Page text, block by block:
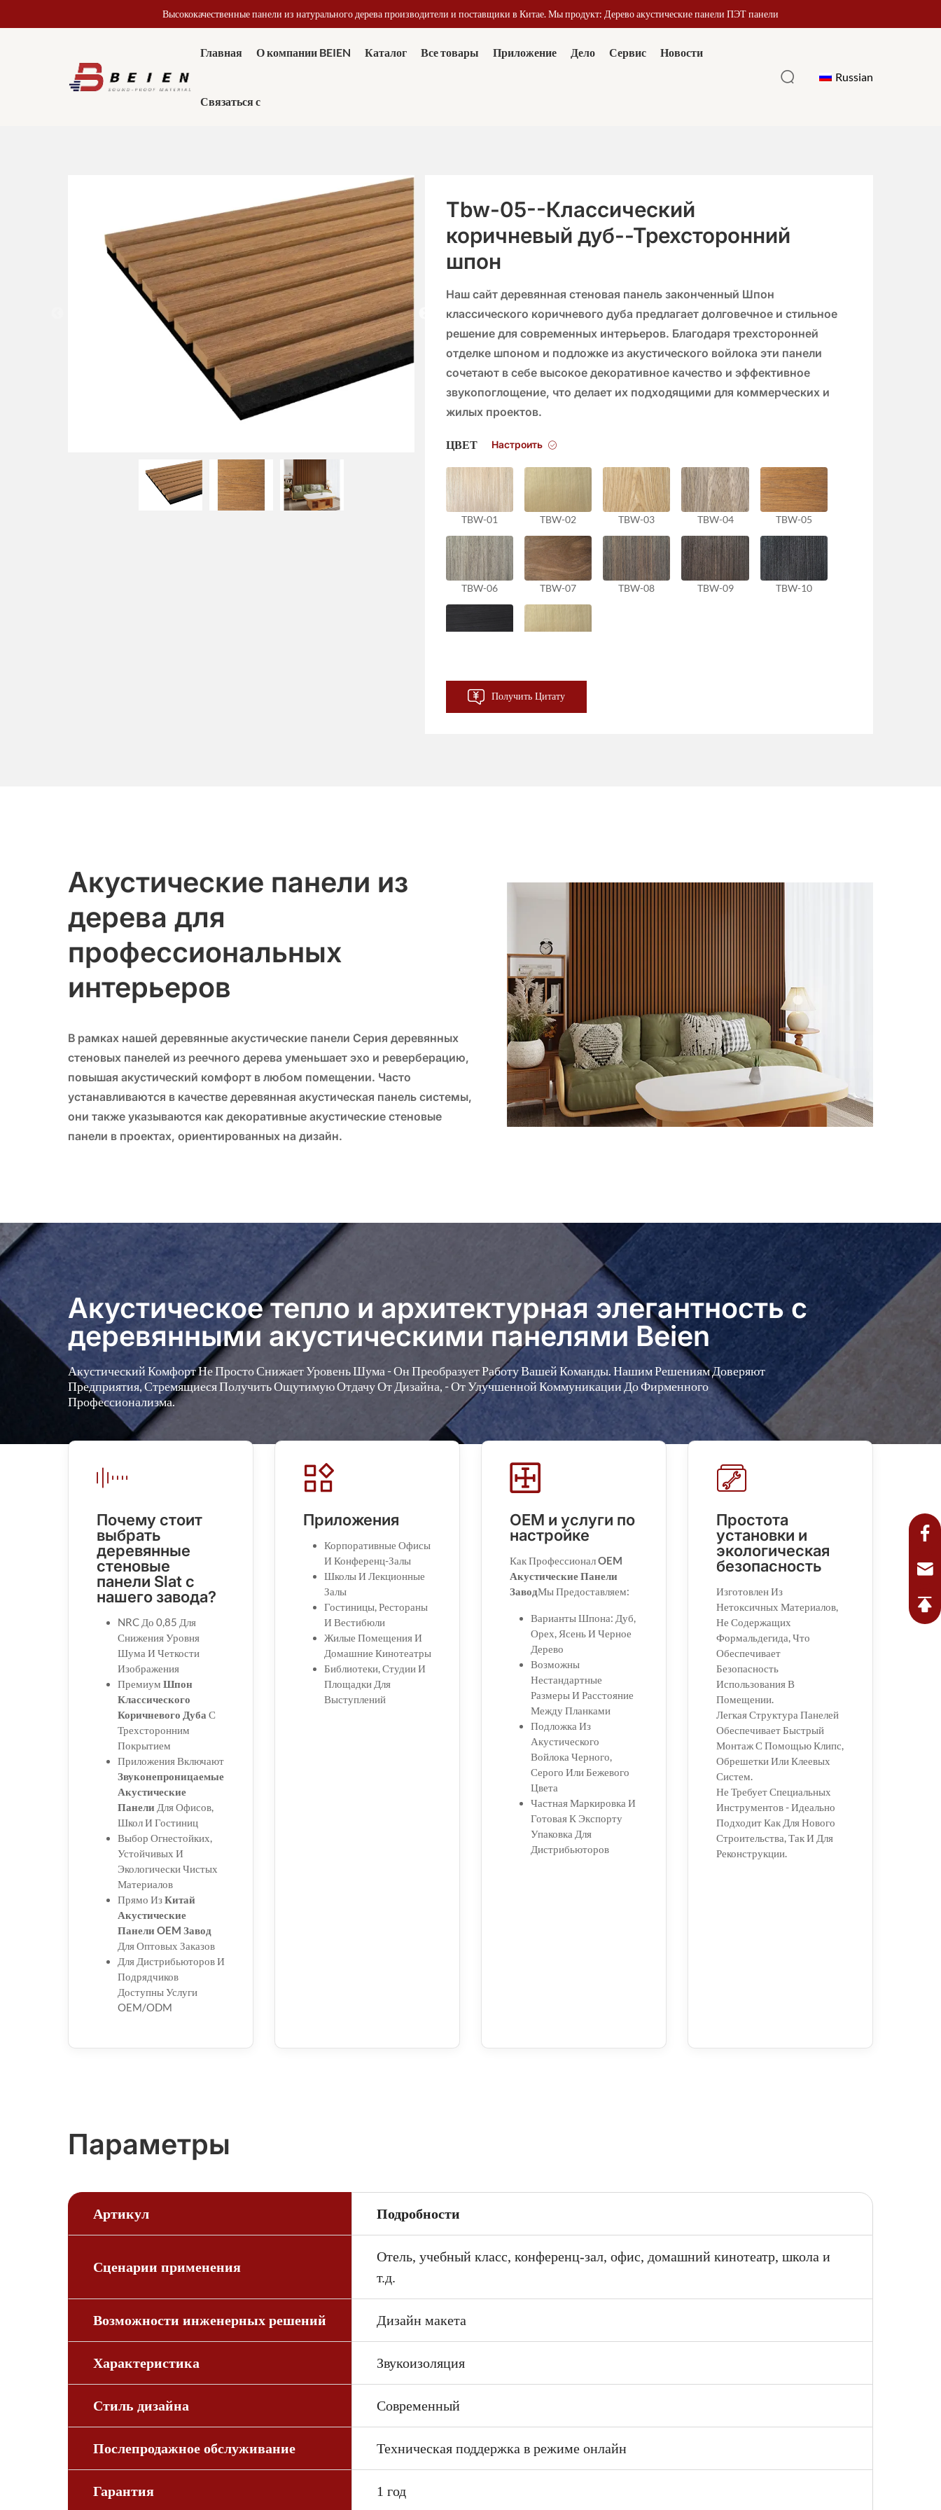
Высококачественные панели из натурального дерева производители и поставщики в Китае. Мы продукт: Дерево акустические панели ПЭТ панели
Главная О компании BEIEN Каталог Все товары Приложение Дело Сервис Новости
Связаться с
Russian
Tbw-05--Классический
коричневый дуб--Трехсторонний
шпон
Наш сайтдеревянная стеновая панельзаконченный Шпон
классического коричневого дуба предлагает долговечное и стильное
решение для современных интерьеров. Благодаря трехсторонней
отделке шпоном и подложке из акустического войлока эти панели
сочетают в себе высокое декоративное качество и эффективное
звукопоглощение, что делает их подходящими для коммерческих и
жилых проектов.
ЦВЕТ Настроить
TBW-01 TBW-02 TBW-03 TBW-04 TBW-05
TBW-06 TBW-07 TBW-08 TBW-09 TBW-10
Получить Цитату
Акустические панели из
дерева для
профессиональных
интерьеров
В рамках нашей деревянные акустические панели Серия деревянных
стеновых панелей из реечного дерева уменьшает эхо и реверберацию,
повышая акустический комфорт в любом помещении. Часто
устанавливаются в качестведеревянная акустическая панельсистемы,
они также указываются какдекоративные акустические стеновые
панели в проектах, ориентированных на дизайн.
Акустическое тепло и архитектурная элегантность с
деревянными акустическими панелями Beien
Акустический Комфорт Не Просто Снижает Уровень Шума - Он Преобразует Работу Вашей Команды. Нашим Решениям Доверяют
Предприятия, Стремящиеся Получить Ощутимую Отдачу От Дизайна, - От Улучшенной Коммуникации До Фирменного
Профессионализма.
Почему стоит
выбрать
деревянные
стеновые
панели Slat с
нашего завода?
NRC До 0,85 Для
Снижения Уровня
Шума И Четкости
Изображения
Премиум Шпон
Классического
Коричневого Дуба С
Трехсторонним
Покрытием
Приложения Включают
Звуконепроницаемые
Акустические
Панели Для Офисов,
Школ И Гостиниц
Выбор Огнестойких,
Устойчивых И
Экологически Чистых
Материалов
Прямо ИзКитай
Акустические
Панели OEM Завод
Для Оптовых Заказов
Для Дистрибьюторов И
Подрядчиков
Доступны Услуги
OEM/ODM
Приложения
Корпоративные Офисы
И Конференц-Залы
Школы И Лекционные
Залы
Гостиницы, Рестораны
И Вестибюли
Жилые Помещения И
Домашние Кинотеатры
Библиотеки, Студии И
Площадки Для
Выступлений
OEM и услуги по
настройке
Как ПрофессионалOEM
Акустические Панели
ЗаводМы Предоставляем:
Варианты Шпона: Дуб,
Орех, Ясень И Черное
Дерево
Возможны
Нестандартные
Размеры И Расстояние
Между Планками
Подложка Из
Акустического
Войлока Черного,
Серого Или Бежевого
Цвета
Частная Маркировка И
Готовая К Экспорту
Упаковка Для
Дистрибьюторов
Простота
установки и
экологическая
безопасность
Изготовлен Из
Нетоксичных Материалов,
Не Содержащих
Формальдегида, Что
Обеспечивает
Безопасность
Использования В
Помещении.
Легкая Структура Панелей
Обеспечивает Быстрый
Монтаж С Помощью Клипс,
Обрешетки Или Клеевых
Систем.
Не Требует Специальных
Инструментов - Идеально
Подходит Как Для Нового
Строительства, Так И Для
Реконструкции.
Параметры
Артикул Подробности
Сценарии применения
Отель, учебный класс, конференц-зал, офис, домашний кинотеатр, школа и
т.д.
Возможности инженерных решений Дизайн макета
Характеристика Звукоизоляция
Стиль дизайна Современный
Послепродажное обслуживание Техническая поддержка в режиме онлайн
Гарантия 1 год